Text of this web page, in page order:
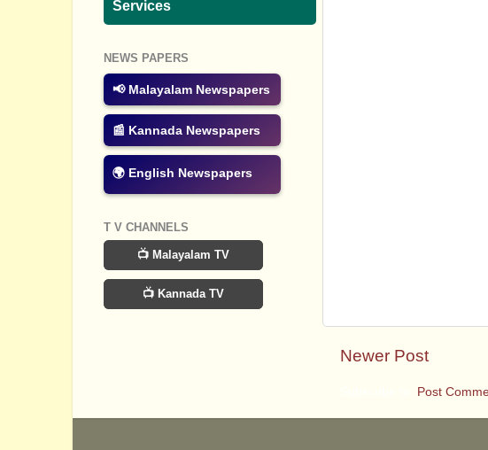
Newer Post
Post
Services
NEWS PAPERS
📢 Malayalam Newspapers
📰 Kannada Newspapers
🌍 English Newspapers
T V CHANNELS
📺 Malayalam TV
📺 Kannada TV